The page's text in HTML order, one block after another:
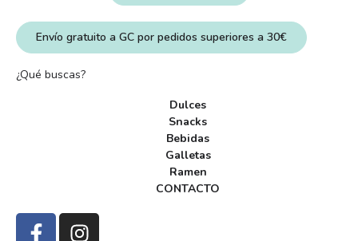
¿Qué buscas?
Dulces
Snacks
Bebidas
Galletas
Ramen
CONTACTO
Envío gratuito a GC por pedidos superiores a 30€